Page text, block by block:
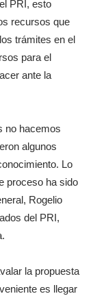
PRI, esto
recursos que
trámites en el
para el
ante la
no hacemos
algunos
Lo
proceso ha sido
Rogelio
del PRI,
la propuesta
es llegar